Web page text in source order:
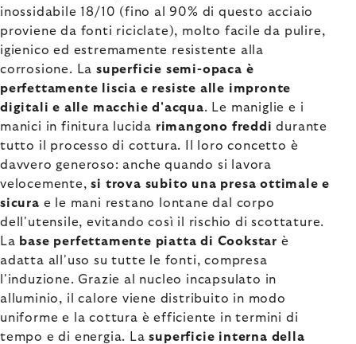
inossidabile 18/10 (fino al 90% di questo acciaio
proviene da fonti riciclate), molto facile da pulire,
igienico ed estremamente resistente alla
corrosione. Lasuperficie semi-opaca è
perfettamente liscia e resiste alle impronte
digitali e alle macchie d'acqua. Le maniglie e i
manici in finitura lucida rimangono freddi durante
tutto il processo di cottura. Il loro concetto è
davvero generoso: anche quando si lavora
velocemente,si trova subito una presa ottimale e
sicura e le mani restano lontane dal corpo
dell'utensile, evitando così il rischio di scottature.
La base perfettamente piatta di Cookstar è
adatta all'uso su tutte le fonti, compresa
l'induzione. Grazie al nucleo incapsulato in
alluminio, il calore viene distribuito in modo
uniforme e la cottura è efficiente in termini di
tempo e di energia. Lasuperficie interna della